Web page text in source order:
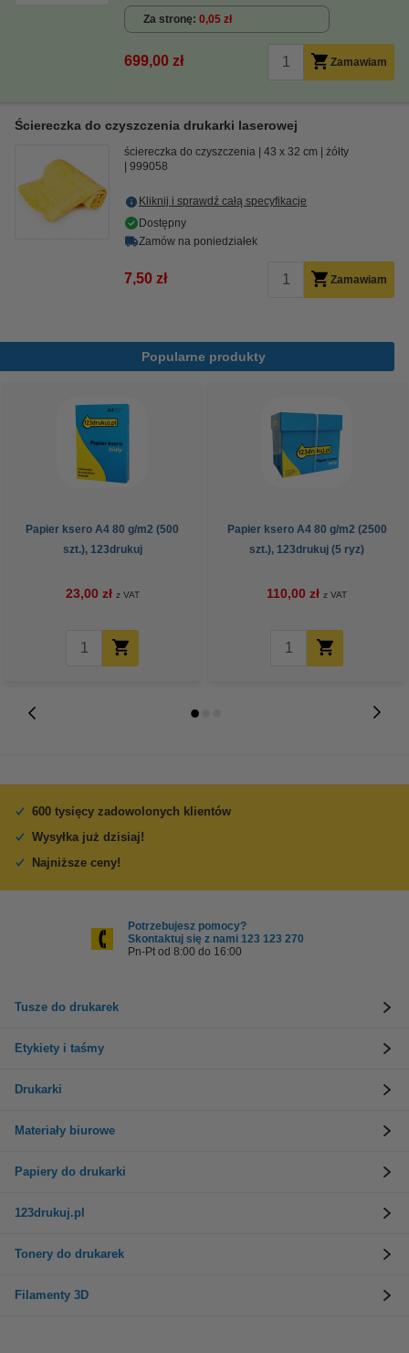
Za stronę 0,05 zł
699,00 zł Zamawiam
Ściereczka do czyszczenia drukarki laserowej
ściereczka do czyszczenia 43 x 32 cm
żółty
999058
Kliknij i sprawdź całą specyfikacje
Dostępny
Zamów na poniedziałek
7,50 zł Zamawiam
Popularne produkty
Papier ksero A4 80 g/m2 (500
szt.), 123drukuj
23,00 zł z VAT
Papier ksero A4 80 g/m2 (2500
szt.), 123drukuj (5 ryz)
110,00 zł z VAT
600 tysięcy zadowolonych klientów
Wysyłka już dzisiaj!
Najniższe ceny!
Potrzebujesz pomocy?
Skontaktuj się z nami 123 123 270
Pn-Pt od 8:00 do 16:00
Tusze do drukarek
Etykiety i taśmy
Drukarki
Materiały biurowe
Papiery do drukarki
123drukuj.pl
Tonery do drukarek
Filamenty 3D